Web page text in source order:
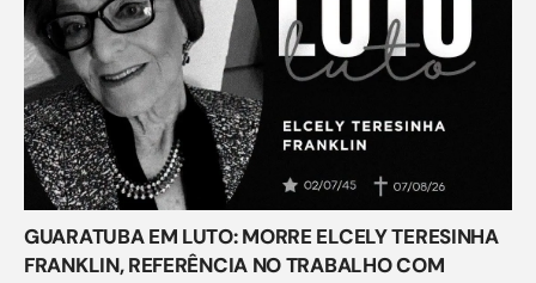
GUARATUBA EM LUTO: MORRE ELCELY TERESINHA
FRANKLIN, REFERÊNCIA NO TRABALHO COM